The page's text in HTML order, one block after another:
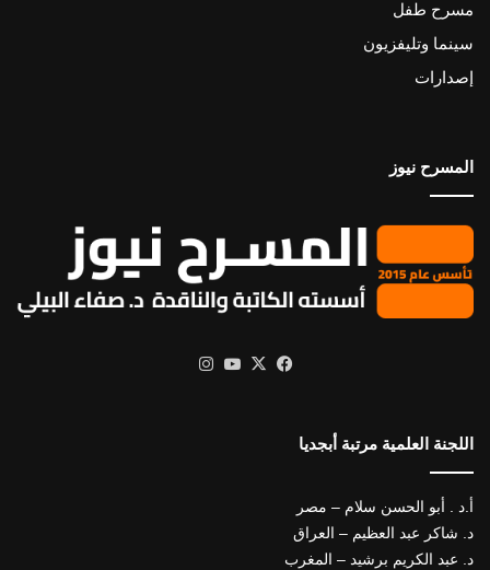
مسرح طفل
سينما وتليفزيون
إصدارات
المسرح نيوز
فيسبوك
X يوتيوب
اللجنة العلمية مرتبة أبجديا
أ.د . أبو الحسن سلام – مصر
د. شاكر عبد العظيم – العراق
د. عبد الكريم برشيد – المغرب